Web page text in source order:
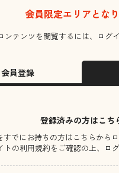
会員限定エリアとな
ンテンツを閲覧するには、ログ
会員登録
登録済みの方はこち
すでにお持ちの方はこちらから
トの利用規約をご確認の上、ロ